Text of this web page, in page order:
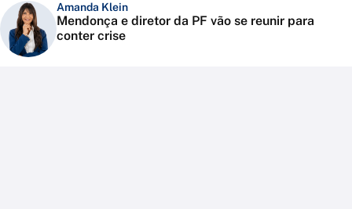
Amanda Klein
Mendonça e diretor da PF vão se reunir para
conter crise